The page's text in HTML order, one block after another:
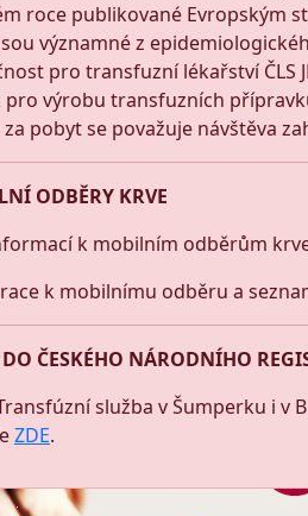
roce publikované Evropským
významné z
pro transfuzní lékařství ČLS
pro výrobu transfuzních
pobyt se považuje návštěva
ODBĚRY KRVE
k mobilním odběrům
k mobilnímu odběru a
ČESKÉHO NÁRODNÍHO
služba v Šumperku i
ZDE.